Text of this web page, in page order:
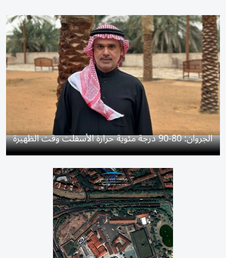
الجروان: 80-90 درجة مئوية حرارة الأسفلت وقت الظهيرة